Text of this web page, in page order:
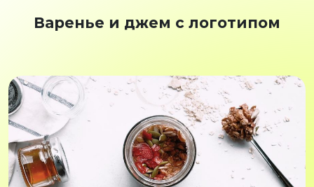
Варенье и джем с логотипом